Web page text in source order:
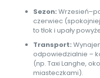
Sezon:
czerwiec
to tłok i upały
Transport:
odpowiedzialnie –
(np. Taxi Langhe,
miasteczkami).